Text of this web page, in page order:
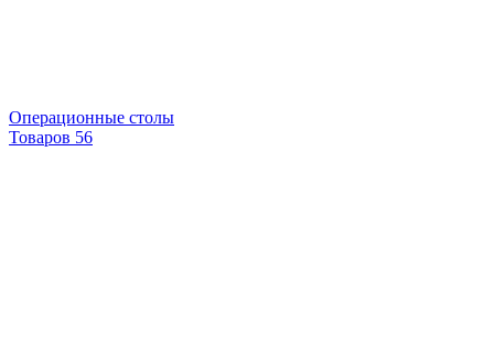
Операционные столы
Товаров 56